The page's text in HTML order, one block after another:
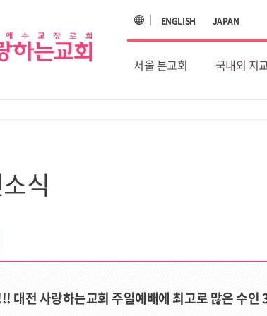
ENGLISH JAPAN
서울 본교회 국내외 지
식
대전 사랑하는교회 주일예배에 최고로 많은 수인